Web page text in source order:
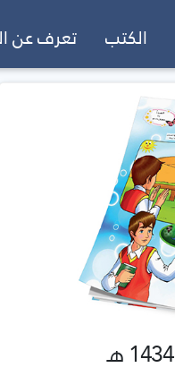
الكتب تعرف عن